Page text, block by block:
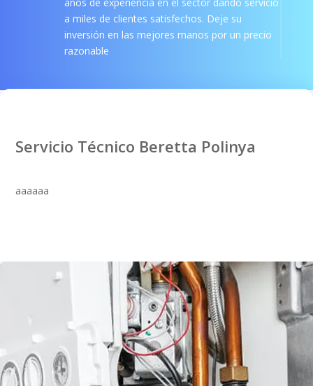
años de experiencia en el sector dando servicio
a miles de clientes satisfechos. Deje su
inversión en las mejores manos por un precio
razonable
Servicio Técnico Beretta Polinya
aaaaaa